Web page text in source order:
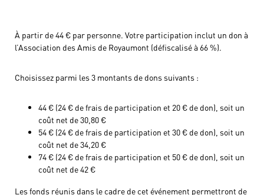
À partir de 44 € par personne. Votre participation inclut un don à
l’Association des Amis de Royaumont (défiscalisé à 66 %).
Choisissez parmi les 3 montants de dons suivants :
44 € (24 € de frais de participation et 20 € de don), soit un
coût net de 30,80 €
54 € (24 € de frais de participation et 30 € de don), soit un
coût net de 34,20 €
74 € (24 € de frais de participation et 50 € de don), soit un
coût net de 42 €
Les fonds réunis dans le cadre de cet événement permettront de